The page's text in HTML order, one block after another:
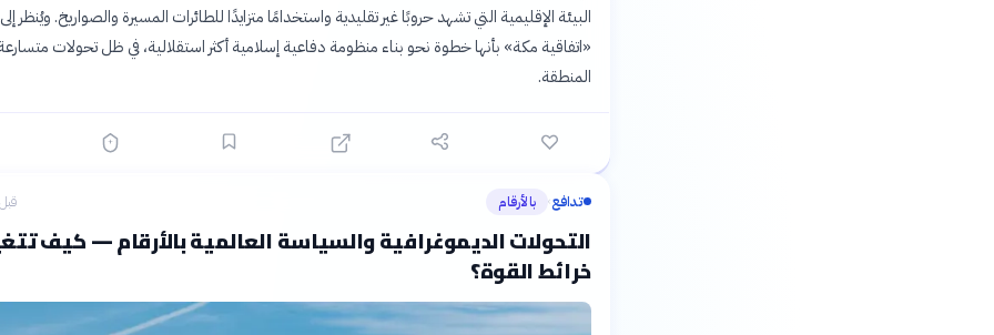
البيئة الإقليمية التي تشهد حروبًا غير تقليدية واستخدامًا متزايدًا للطائرات المسيرة والصواريخ. ويُنظر إلى
«اتفاقية مكة» بأنها خطوة نحو بناء منظومة دفاعية إسلامية أكثر استقلالية، في ظل تحولات
المنطقة.
تدافع› بالأرقام قبل 8
التحولات الديموغرافية والسياسة العالمية بالأرقام — كيف
خرائط القوة؟